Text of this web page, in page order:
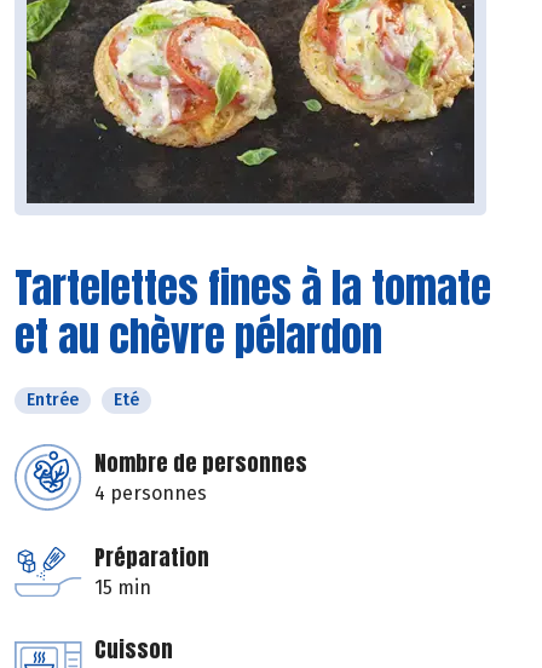
Tartelettes fines à la tomate
et au chèvre pélardon
Entrée Eté
Nombre de personnes
4 personnes
Préparation
15 min
Cuisson